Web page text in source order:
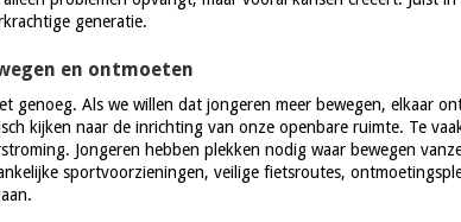
generatie.
en ontmoeten
genoeg. Als we willen dat jongeren meer bewegen, elkaar
kijken naar de inrichting van onze openbare ruimte. Te
Jongeren hebben plekken nodig waar bewegen
sportvoorzieningen, veilige fietsroutes,